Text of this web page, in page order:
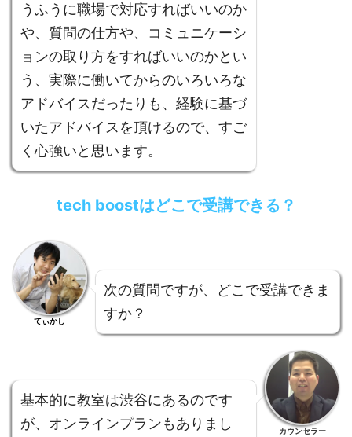
うふうに職場で対応すればいいのか
や、質問の仕方や、コミュニケーシ
ョンの取り方をすればいいのかとい
う、実際に働いてからのいろいろな
アドバイスだったりも、経験に基づ
いたアドバイスを頂けるので、すご
く心強いと思います。
tech boostはどこで受講できる？
てぃかし
次の質問ですが、どこで受講できま
すか？
基本的に教室は渋谷にあるのです
が、オンラインプランもありまし
カウンセラー